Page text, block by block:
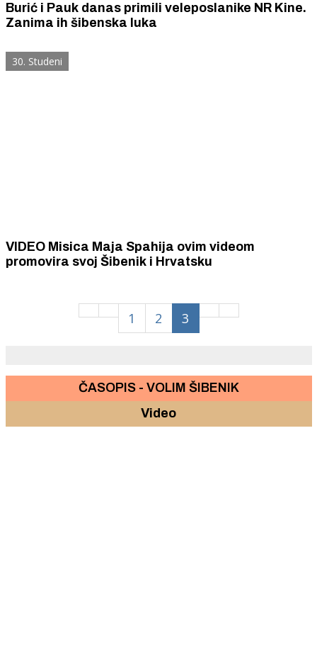
Burić i Pauk danas primili veleposlanike NR Kine.
Zanima ih šibenska luka
30. Studeni
VIDEO Misica Maja Spahija ovim videom
promovira svoj Šibenik i Hrvatsku
1 2 3
ČASOPIS - VOLIM ŠIBENIK
Video